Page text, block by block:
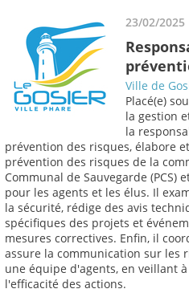
23/02/2025
Ville de
Placé(e)
la gestion
la
prévention des risques, élabore
prévention des risques de la
Communal de Sauvegarde
pour les agents et les élus. Il
la sécurité, rédige des avis
spécifiques des projets et
mesures correctives. Enfin, il
assure la communication sur les
une équipe d'agents, en veillant
l'efficacité des actions.